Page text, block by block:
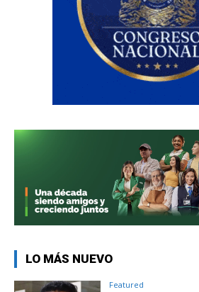
LO MÁS NUEVO
Featured